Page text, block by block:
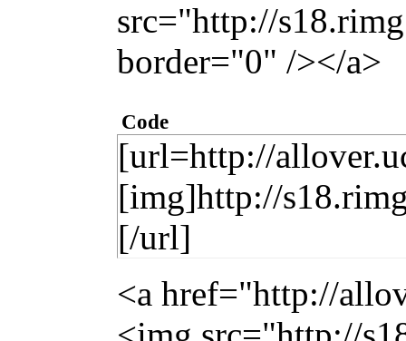
src="http://
border="0" /></a>
Code
[url=http://
[img]http://
[/url]
<a href="http://